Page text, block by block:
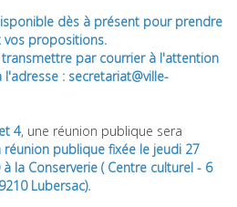
dès à présent pour prendre
vos propositions.
par courrier à l'attention
: secretariat@ville-
4, une réunion publique sera
publique fixée le jeudi 27
la Conserverie ( Centre culturel - 6
Lubersac).